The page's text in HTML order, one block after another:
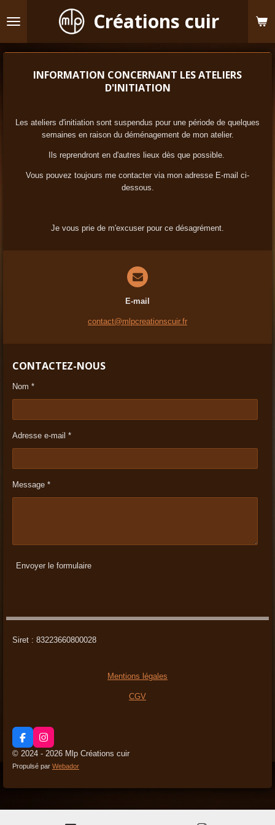
au
Créations cuir
INFORMATION CONCERNANT LES ATELIERS
D'INITIATION
Les ateliers d'initiation sont suspendus pour une période de quelques
semaines en raison du déménagement de mon atelier.
Ils reprendront en d'autres lieux dès que possible.
Vous pouvez toujours me contacter via mon adresse E-mail ci-
dessous.
Je vous prie de m'excuser pour ce désagrément.
E-mail
contact@mlpcreationscuir.fr
CONTACTEZ-NOUS
Nom *
Adresse e-mail *
Message *
Envoyer le formulaire
Siret : 83223660800028
Mentions légales
CGV
F
a
c
e
o
I
n
s
t
g
© 2024 - 2026 Mlp Créations cuir
Propulsé par Webador